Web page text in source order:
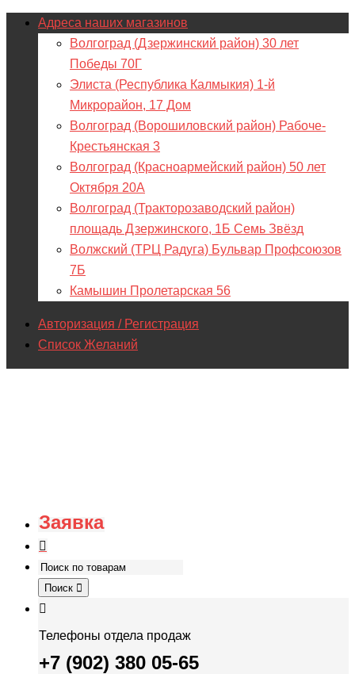
Адреса наших магазинов
Волгоград (Дзержинский район) 30 лет
Победы 70Г
Элиста (Республика Калмыкия) 1-й
Микрорайон, 17 Дом
Волгоград (Ворошиловский район) Рабоче-
Крестьянская 3
Волгоград (Красноармейский район) 50 лет
Октября 20А
Волгоград (Тракторозаводский район)
площадь Дзержинского, 1Б Семь Звёзд
Волжский (ТРЦ Радуга) Бульвар Профсоюзов
7Б
Камышин Пролетарская 56
Авторизация / Регистрация
Список Желаний
Заявка
Поиск
Телефоны отдела продаж
+7 (902) 380 05-65